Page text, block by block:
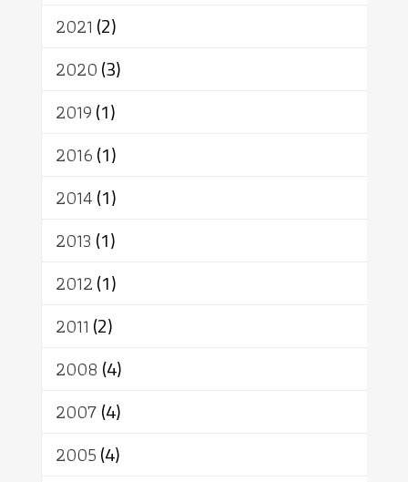
อัตถะ
เทวดา
2021 (2)
2020(3)
2019(1)
2016(1)
2014(1)
2013 (1)
2012(1)
2011 (2)
2008 (4)
2007(4)
2005(4)